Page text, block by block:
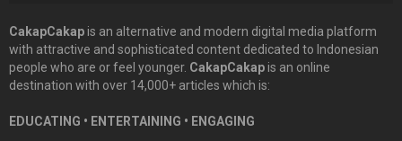
CakapCakapis an alternative and modern digital media platform
with attractive and sophisticated content dedicated to Indonesian
people who are or feel younger. CakapCakapis an online
destination with over 14,000+ articles which is:
EDUCATING • ENTERTAINING • ENGAGING